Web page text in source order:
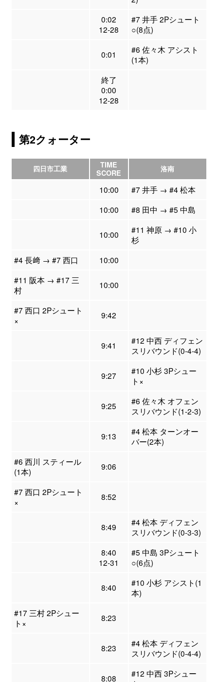
0:02
12-28
#7 井手 2Pシュート
○(8点)
0:01
#6 佐々木 アシスト
(1本)
終了
0:00
12-28
第2クォーター
四日市工業
TIME
SCORE
洛南
10:00
#7 井手 → #4 松本
10:00
#8 田中 → #5 中島
10:00
#11 神原 → #10 小
杉
#4 長﨑 → #7 西口
10:00
#11 阪本 → #17 三
村
10:00
#7 西口 2Pシュート
×
9:42
9:41
#12 中西 ディフェン
スリバウンド(0-4-4)
9:27
#10 小杉 3Pシュー
ト×
9:25
#6 佐々木 オフェン
スリバウンド(1-2-3)
9:13
#4 松本 ターンオー
バー(2本)
#6 西川 スティール
(1本)
9:06
#7 西口 2Pシュート
×
8:52
8:49
#4 松本 ディフェン
スリバウンド(0-3-3)
8:40
12-31
#5 中島 3Pシュート
○(6点)
8:40
#10 小杉 アシスト(1
本)
#17 三村 2Pシュー
ト×
8:23
8:23
#4 松本 ディフェン
スリバウンド(0-4-4)
8:08
#12 中西 3Pシュー